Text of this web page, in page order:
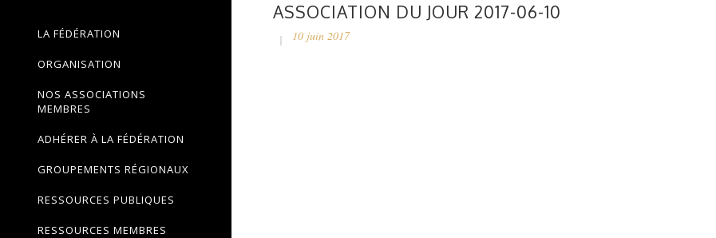
LA FÉDÉRATION
ORGANISATION
NOS ASSOCIATIONS
MEMBRES
ADHÉRER À LA FÉDÉRATION
GROUPEMENTS RÉGIONAUX
RESSOURCES PUBLIQUES
RESSOURCES MEMBRES
ASSOCIATION DU JOUR 2017-06-10
10 juin 2017